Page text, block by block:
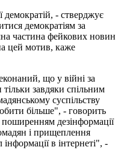
демократій, - стверджує
демократіям за
частина фейкових новин
цей мотив, каже
що у війні за
завдяки спільним
суспільству
більше", - говорить
дезінформації
і прищеплення
в інтернеті", -